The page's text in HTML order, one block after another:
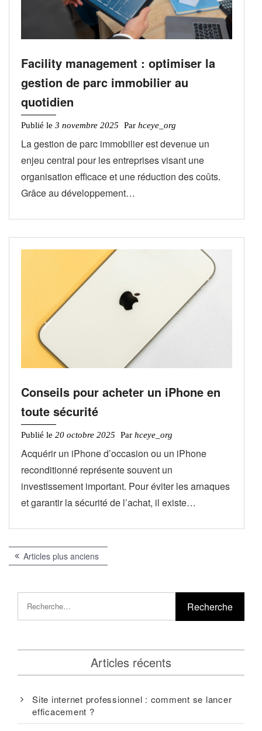
Facility management : optimiser la
gestion de parc immobilier au
quotidien
Publié le 3 novembre 2025 Par hceye_org
La gestion de parc immobilier est devenue un
enjeu central pour les entreprises visant une
organisation efficace et une réduction des coûts.
Grâce au développement…
Conseils pour acheter un iPhone en
toute sécurité
Publié le 20 octobre 2025 Par hceye_org
Acquérir un iPhone d’occasion ou un iPhone
reconditionné représente souvent un
investissement important. Pour éviter les arnaques
et garantir la sécurité de l’achat, il existe…
Navigation
articles
Articles plus anciens
Articles récents
Site internet professionnel : comment se lancer
efficacement ?